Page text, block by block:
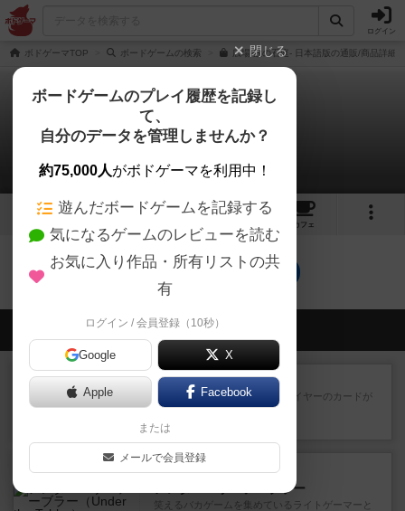
ログイン
ボドゲーマTOP ボードゲームの検索 広場-数の石庭- 日本語版の通販/商品詳細
広場 数の石庭
0件のリプレイ日記
2
カフェ
広場 数の石庭のトップに戻る
会員の新しい投稿
レビュー 花火：スターマイン
自分のカードは見えず他のプレイヤーのカードが
見える状態でカードを教えた...
25分前
アンダー・ザ・テーブラー
笑えるバカゲームを集めているライトゲーマーと
閉じる
ボードゲームのプレイ履歴を記録し
て、
自分のデータを管理しませんか？
約75,000人がボドゲーマを利用中！
遊んだボードゲームを記録する
気になるゲームのレビューを読む
お気に入り作品・所有リストの共
有
ログイン / 会員登録（10秒）
Google X
Apple Facebook
または
メールで会員登録